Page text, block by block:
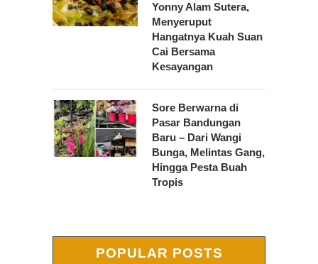
Yonny Alam Sutera,
Menyeruput
Hangatnya Kuah Suan
Cai Bersama
Kesayangan
Sore Berwarna di
Pasar Bandungan
Baru – Dari Wangi
Bunga, Melintas Gang,
Hingga Pesta Buah
Tropis
POPULAR POSTS